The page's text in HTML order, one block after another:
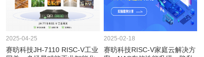
2025-04-25
赛昉科技JH-7110 RISC-V工业
2025-02-18
赛昉科技RISC-V家庭云解决方